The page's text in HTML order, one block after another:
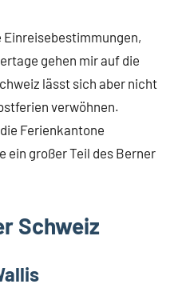
gehen mir auf die
lässt sich aber nicht
verwöhnen.
Ferienkantone
ein großer Teil des Berner
Schweiz